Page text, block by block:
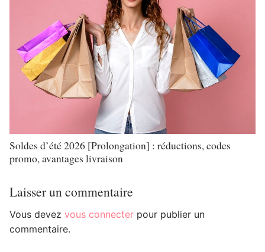
Soldes d’été 2026 [Prolongation] : réductions, codes
promo, avantages livraison
Laisser un commentaire
Vous devez vous connecter pour publier un
commentaire.